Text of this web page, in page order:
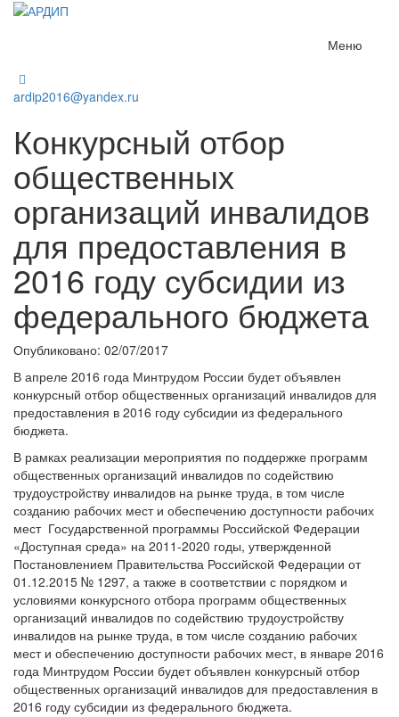
Меню
ardip2016@yandex.ru
Конкурсный отбор
общественных
организаций инвалидов
для предоставления в
2016 году субсидии из
федерального бюджета
Опубликовано: 02/07/2017
В апреле 2016 года Минтрудом России будет объявлен
конкурсный отбор общественных организаций инвалидов для
предоставления в 2016 году субсидии из федерального
бюджета.
В рамках реализации мероприятия по поддержке программ
общественных организаций инвалидов по содействию
трудоустройству инвалидов на рынке труда, в том числе
созданию рабочих мест и обеспечению доступности рабочих
мест Государственной программы Российской Федерации
«Доступная среда» на 2011-2020 годы, утвержденной
Постановлением Правительства Российской Федерации от
01.12.2015 № 1297, а также в соответствии с порядком и
условиями конкурсного отбора программ общественных
организаций инвалидов по содействию трудоустройству
инвалидов на рынке труда, в том числе созданию рабочих
мест и обеспечению доступности рабочих мест, в январе 2016
года Минтрудом России будет объявлен конкурсный отбор
общественных организаций инвалидов для предоставления в
2016 году субсидии из федерального бюджета.